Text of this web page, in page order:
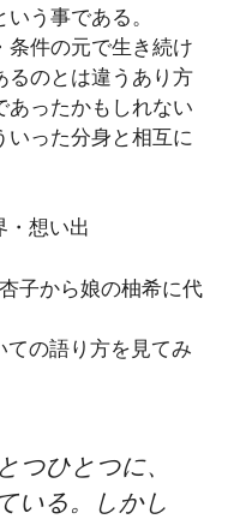
う事である。
件の元で生き続け
るのとは違うあり方
あったかもしれない
いった分身と相互に
想い出
子から娘の柚希に代
の語り方を見てみ
つひとつに、
いる。しかし